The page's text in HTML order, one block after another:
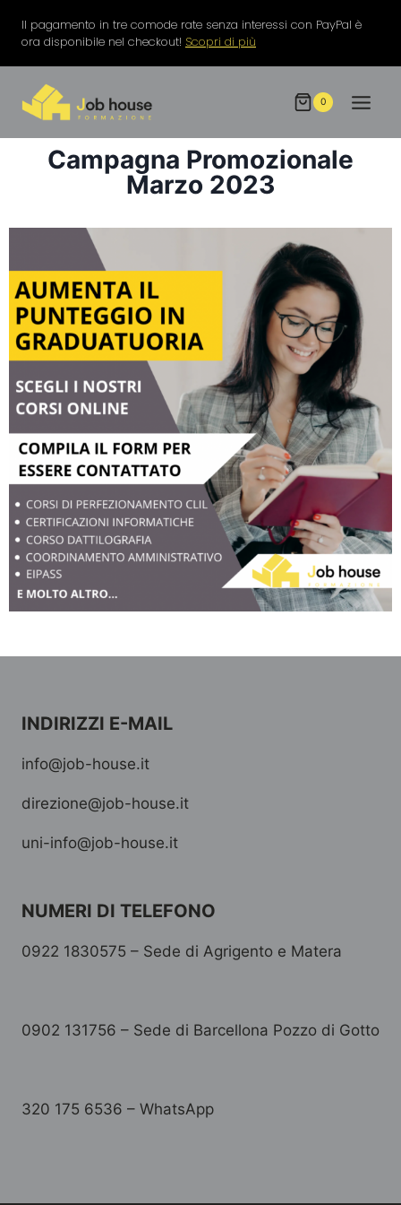
Il pagamento in tre comode rate senza interessi con PayPal è
ora disponibile nel checkout! Scopri di più
0
Campagna Promozionale
Marzo 2023
INDIRIZZI E-MAIL
info@job-house.it
direzione@job-house.it
uni-info@job-house.it
NUMERI DI TELEFONO
0922 1830575 – Sede di Agrigento e Matera
0902 131756 – Sede di Barcellona Pozzo di Gotto
320 175 6536 – WhatsApp